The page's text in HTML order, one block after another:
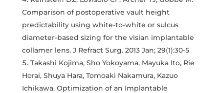
Comparison of postoperative vault height
predictability using white-to-white or sulcus
diameter-based sizing for the visian implantable
collamer lens. J Refract Surg. 2013 Jan; 29(1):30-5
Takashi Kojima, Sho Yokoyama, Mayuka Ito, Rie
Horai, Shuya Hara, Tomoaki Nakamura, Kazuo
Ichikawa. Optimization of an Implantable